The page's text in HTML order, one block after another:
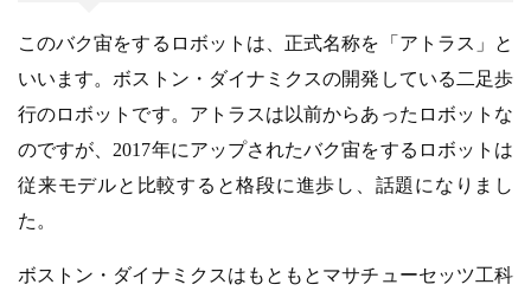
このバク宙をするロボットは、正式名称を「アトラス」と
いいます。ボストン・ダイナミクスの開発している二足歩
行のロボットです。アトラスは以前からあったロボットな
のですが、2017年にアップされたバク宙をするロボットは
従来モデルと比較すると格段に進歩し、話題になりまし
た。
ボストン・ダイナミクスはもともとマサチューセッツ工科